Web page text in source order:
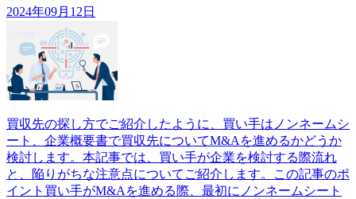
2024年09月12日
買収先の探し方でご紹介したように、買い手はノンネームシ
ート、企業概要書で買収先についてM&Aを進めるかどうか
検討します。本記事では、買い手が企業を検討する際流れ
と、陥りがちな注意点についてご紹介します。この記事のポ
イント買い手がM&Aを進める際、最初にノンネームシート